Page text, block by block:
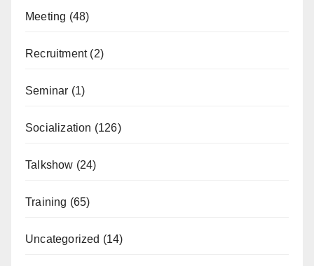
Meeting (48)
Recruitment(2)
Seminar (1)
Socialization (126)
Talkshow (24)
Training (65)
Uncategorized (14)